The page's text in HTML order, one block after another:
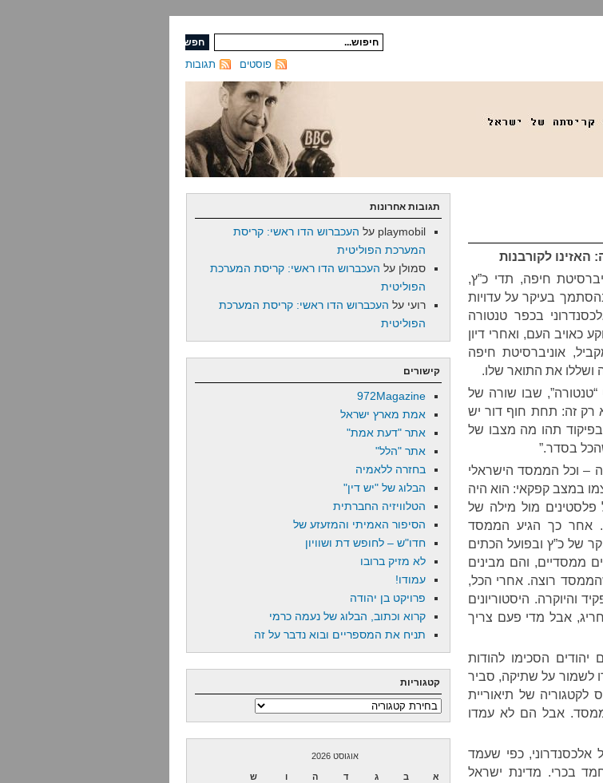
תגובות פוסטים
לקורבנות
חיפה, תדי כ”ץ,
בעיקר על עדויות
בכפר טנטורה
כאויב העם, ואחרי דיון
אוניברסיטת חיפה
את התואר שלו.
שבו שורה של
רק זה: תחת חוף דור יש
תהו מה מצבו של
בסדר.”
– וכל הממסד הישראלי
במצב קפקאי: הוא היה
מול מילה של
אחר כך הגיע הממסד
של כ”ץ ובפועל הכתים
ממסדיים, והם מבינים
רוצה. אחרי הכל,
היסטוריונים
אבל מדי פעם צריך
יהודים הסכימו להודות
לשמור על שתיקה, סביר
לקטגוריה של תיאוריית
אבל הם לא עמדו
כפי שעמד
בכרי. מדינת ישראל
תגובות אחרונות
playmobil על העכברוש הדו ראשי: קריסת
המערכת הפוליטית
סמולן על העכברוש הדו ראשי: קריסת המערכת
הפוליטית
רועי על העכברוש הדו ראשי: קריסת המערכת
הפוליטית
קישורים
972Magazine
אמת מארץ ישראל
אתר "דעת אמת"
אתר "הלל"
בחזרה ללאמיה
הבלוג של "יש דין"
הטלוויזיה החברתית
הסיפור האמיתי והמזעזע של
חדו"ש – לחופש דת ושוויון
לא מזיק ברובו
עמודו!
פרויקט בן יהודה
קרוא וכתוב, הבלוג של נעמה כרמי
תניח את המספריים ובוא נדבר על זה
קטגוריות
קטגוריות
אוגוסט 2026
א ב ג ד ה ו ש